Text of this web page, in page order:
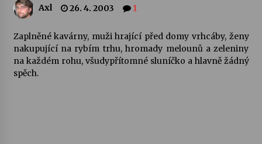
Veselí muzikanti
Pozvánka na integrační festival Quijotova
Axl 26. 4. 2003 1
Zaplněné kavárny, muži hrající před domy vrhcáby, ženy
nakupující na rybím trhu, hromady melounů a zeleniny
na každém rohu, všudypřítomné sluníčko a hlavně žádný
spěch.